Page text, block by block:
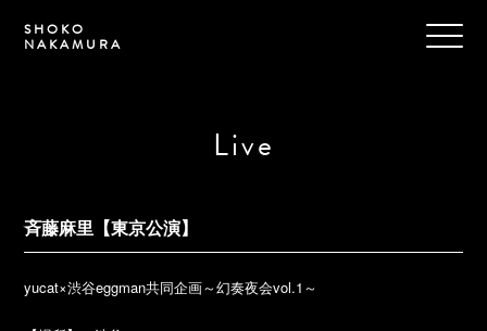
SHOKO
NAKAMURA
Live
斉藤麻里【東京公演】
yucat×渋谷eggman共同企画～幻奏夜会vol.1～